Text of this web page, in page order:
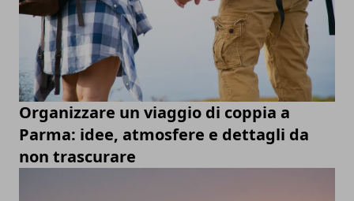
Organizzare un viaggio di coppia a
Parma: idee, atmosfere e dettagli da
non trascurare